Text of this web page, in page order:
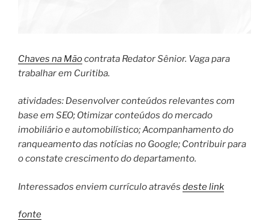
Chaves na Mãocontrata Redator Sênior. Vaga para
trabalhar em Curitiba.
atividades: Desenvolver conteúdos relevantes com
base em SEO; Otimizar conteúdos do mercado
imobiliário e automobilístico; Acompanhamento do
ranqueamento das notícias no Google; Contribuir para
o constate crescimento do departamento.
Interessados enviem currículo através deste link
fonte